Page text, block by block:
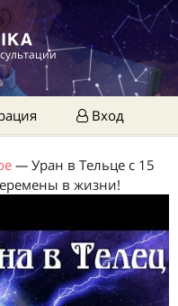
Вход
— Уран в Тельце с 15
в жизни!